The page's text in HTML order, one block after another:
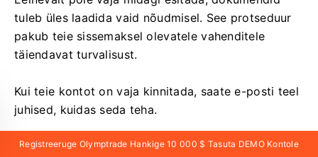
tuleb üles laadida vaid nõudmisel. See protseduur
pakub teie sissemaksel olevatele vahenditele
täiendavat turvalisust.
Kui teie kontot on vaja kinnitada, saate e-posti teel
juhised, kuidas seda teha.
Registreeruge Olymptrade Hankige 10 000 $ Tasuta DEMO Kontole